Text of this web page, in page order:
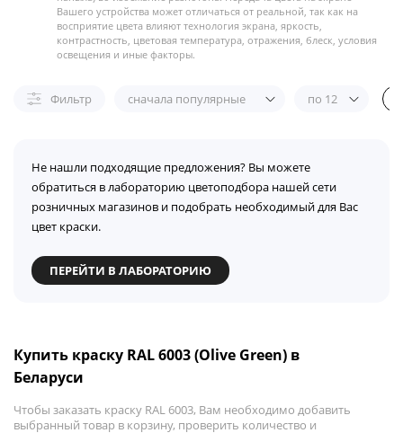
Вашего устройства может отличаться от реальной, так как на
восприятие цвета влияют технология экрана, яркость,
контрастность, цветовая температура, отражения, блеск, условия
освещения и иные факторы.
Фильтр сначала популярные по 12
Не нашли подходящие предложения? Вы можете
обратиться в лабораторию цветоподбора нашей сети
розничных магазинов и подобрать необходимый для Вас
цвет краски.
ПЕРЕЙТИ В ЛАБОРАТОРИЮ
Купить краску RAL 6003 (Olive Green) в
Беларуси
Чтобы заказать краску RAL 6003, Вам необходимо добавить
выбранный товар в корзину, проверить количество и